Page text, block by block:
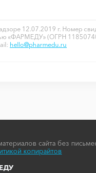
12.07.2019 г. Номер
«ФАРМЕДУ» (ОГРН
hello@pharmedu.ru
сайта без
копирайтов